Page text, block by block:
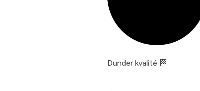
Dunder kvalité 🏁